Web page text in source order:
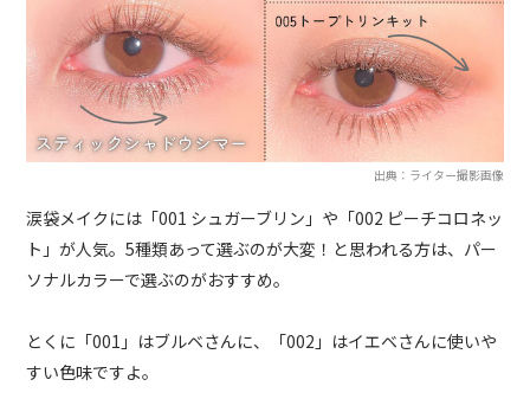
出典：ライター撮影画像
涙袋メイクには「001 シュガーブリン」や「002 ピーチコロネッ
ト」が人気。5種類あって選ぶのが大変！と思われる方は、パー
ソナルカラーで選ぶのがおすすめ。
とくに「001」はブルベさんに、「002」はイエベさんに使いや
すい色味ですよ。